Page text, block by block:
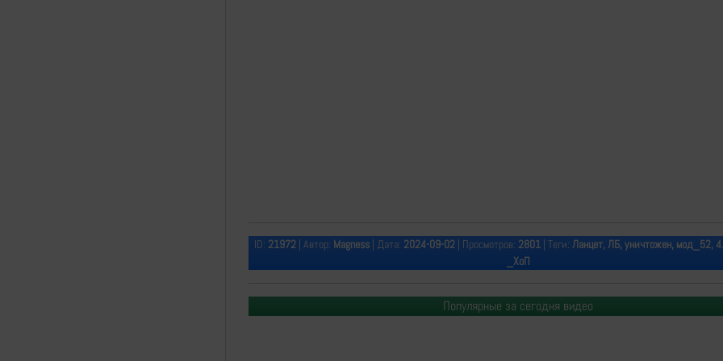
ID: 21972 | Автор: Magness | Дата: 2024-09-02 | Просмотров: 2801 | Теги: Ланцет, ЛБ, уничтожен, мод_52,
_ХоП
Популярные за сегодня видео